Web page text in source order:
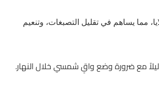
مما يساهم في تقليل التصبغات، وتنعيم